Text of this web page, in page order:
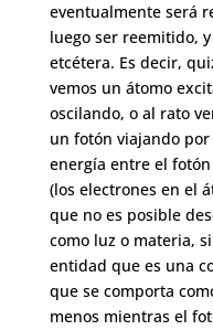
eventualmente será
luego ser reemitido,
etcétera. Es decir,
vemos un átomo
oscilando, o al rato
un fotón viajando por
energía entre el
(los electrones en el
que no es posible
como luz o materia,
entidad que es una
que se comporta
menos mientras el